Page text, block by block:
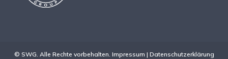
© SWG. Alle Rechte vorbehalten. Impressum | Datenschutzerklärung